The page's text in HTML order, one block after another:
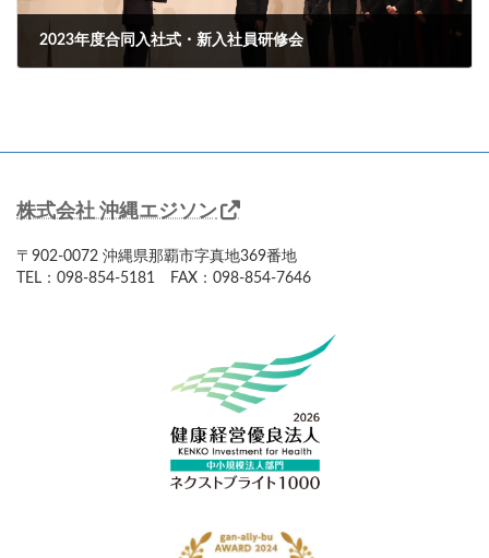
2023年度合同入社式・新入社員研修会
株式会社 沖縄エジソン
〒902-0072 沖縄県那覇市字真地369番地
TEL：098-854-5181 FAX：098-854-7646